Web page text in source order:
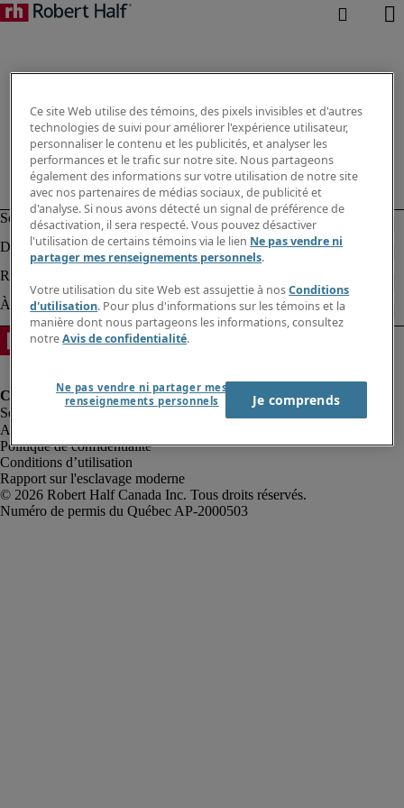
Alerte à la fraude
Politique de confidentialité
Conditions d’utilisation
Rapport sur l'esclavage moderne
Robert Half Canada Inc. Tous droits réservés.
Ce site Web utilise des témoins, des pixels invisibles et d'autres
technologies de suivi pour améliorer l'expérience utilisateur,
personnaliser le contenu et les publicités, et analyser les
performances et le trafic sur notre site. Nous partageons
également des informations sur votre utilisation de notre site
avec nos partenaires de médias sociaux, de publicité et
d'analyse. Si nous avons détecté un signal de préférence de
désactivation, il sera respecté. Vous pouvez désactiver
l'utilisation de certains témoins via le lien Ne pas vendre ni
partager mes renseignements personnels.
Votre utilisation du site Web est assujettie à nosConditions
d'utilisation. Pour plus d'informations sur les témoins et la
manière dont nous partageons les informations, consultez
notreAvis de confidentialité.
Ne pas vendre ni partager mes
renseignements personnels
Je comprends